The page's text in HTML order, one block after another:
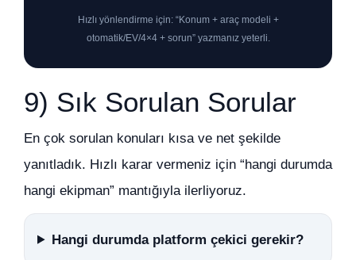
Hızlı yönlendirme için: “Konum + araç modeli +
otomatik/EV/4×4 + sorun” yazmanız yeterli.
9) Sık Sorulan Sorular
En çok sorulan konuları kısa ve net şekilde
yanıtladık. Hızlı karar vermeniz için “hangi durumda
hangi ekipman” mantığıyla ilerliyoruz.
Hangi durumda platform çekici gerekir?